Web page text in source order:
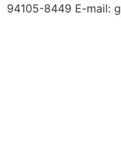
94105-8449 E-mail: